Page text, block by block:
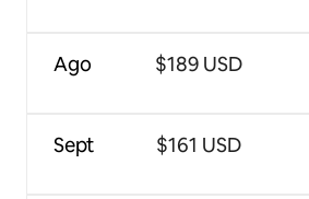
Ago
Sept
$189 USD
$161 USD